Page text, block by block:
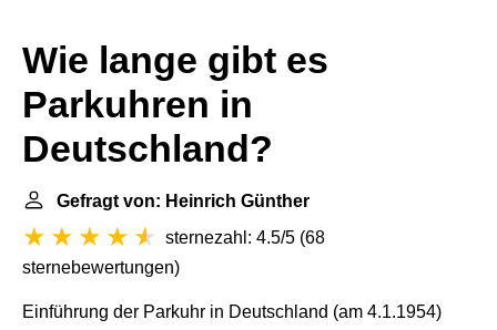
Wie lange gibt es
Parkuhren in
Deutschland?
Gefragt von: Heinrich Günther
sternezahl: 4.5/5 (68
sternebewertungen)
Einführung der Parkuhr in Deutschland (am 4.1.1954)